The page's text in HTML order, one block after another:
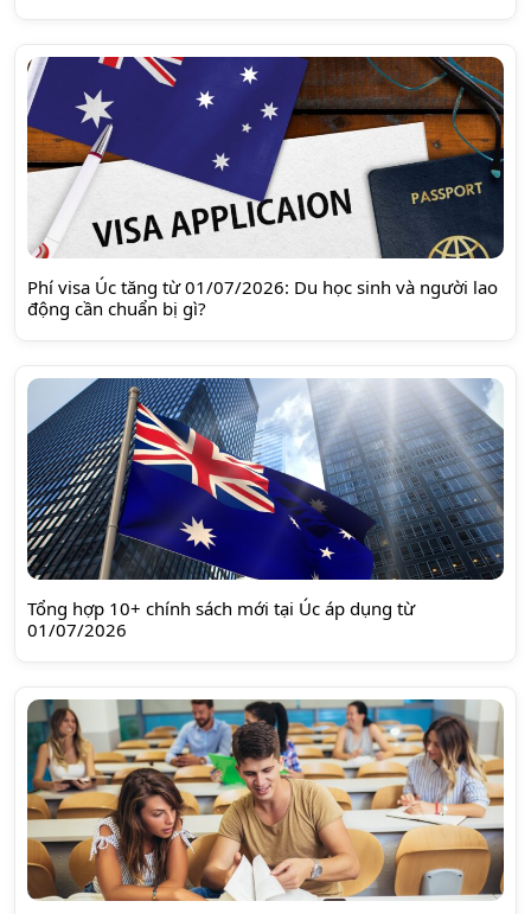
Phí visa Úc tăng từ 01/07/2026: Du học sinh và người lao
động cần chuẩn bị gì?
Tổng hợp 10+ chính sách mới tại Úc áp dụng từ
01/07/2026